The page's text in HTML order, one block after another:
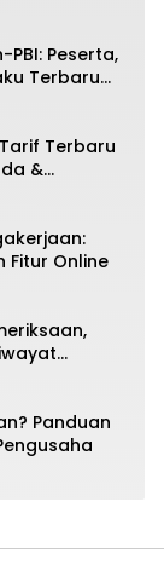
PBI: Peserta,
Terbaru
Terbaru
&
KIS
Fitur Online
Panduan